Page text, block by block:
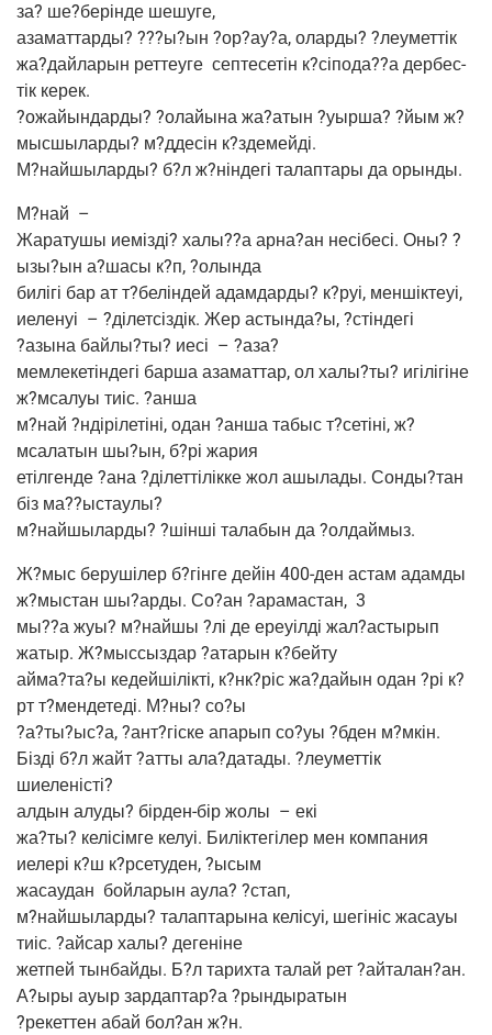
за? ше?берінде шешуге,
аза­мат­тар­ды? ???ы?ын ?ор?ау?а, олар­ды? ?леумет­тік
жа?дайларын рет­те­у­ге сеп­те­сетін к?сіпода??а дер­бес­
тік керек.
?ожай­ын­дар­ды? ?олай­ы­на жа?атын ?уыр­ша? ?йым ж?
мысшыларды? м?ддесін к?здемейді.
М?найшыларды? б?л ж?ніндегі талап­та­ры да орынды.
М?най –
Жара­ту­шы иемізді? халы??а арна?ан несі­бесі. Оны? ?
ызы?ын а?шасы к?п, ?олын­да
билі­гі бар ат т?беліндей адам­дар­ды? к?руі, мен­шік­те­уі,
иеле­нуі – ?ділет­сіздік. Жер астында?ы, ?стін­де­гі
?азы­на байлы?ты? иесі – ?аза?
мем­ле­кетін­де­гі бар­ша аза­мат­тар, ол халы?ты? игілі­гіне
ж?мсалуы тиіс. ?анша
м?най ?ндірілетіні, одан ?анша табыс т?сетіні, ж?
мсалатын шы?ын, б?рі жария
етіл­ген­де ?ана ?ділет­тілік­ке жол ашы­ла­ды. Сонды?тан
біз ма??ыстаулы?
м?найшыларды? ?шін­ші тала­бын да ?олдай­мыз.
Ж?мыс беру­шілер б?гінге дей­ін 400-ден астам адамды
ж?мыстан шы?арды. Со?ан ?ара­ма­стан, 3
мы??а жуы? м?найшы ?лі де ере­уіл­ді жал?астырып
жатыр. Ж?мыссыздар ?ата­рын к?бейту
айма?та?ы кедей­шілік­ті, к?нк?ріс жа?дайын одан ?рі к?
рт т?мендетеді. М?ны? со?ы
?а?ты?ыс?а, ?ант?гіске апа­рып со?уы ?бден м?мкін.
Бізді б?л жайт ?атты ала?датады. ?леумет­тік
шиеленісті?
алдын алу­ды? бір­ден-бір жолы – екі
жа?ты? келісім­ге келуі. Билік­те­гілер мен ком­па­ния
иелері к?ш к?рсетуден, ?ысым
жаса­удан бой­ла­рын аула? ?стап,
м?найшыларды? талап­та­ры­на келі­суі, шегініс жаса­уы
тиіс. ?айсар халы? дегеніне
жет­пей тын­бай­ды. Б?л тарих­та талай рет ?айталан?ан.
А?ыры ауыр зардаптар?а ?рын­ды­ра­тын
?рекет­тен абай бол?ан ж?н.